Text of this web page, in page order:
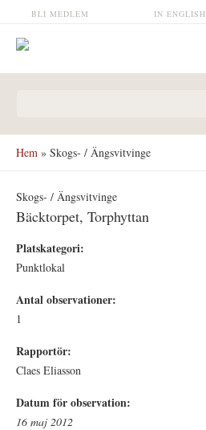
Hoppa till huvudinnehåll IN ENGLISH
BLI MEDLEM
Hem » Skogs- / Ängsvitvinge
Skogs- / Ängsvitvinge
Bäcktorpet, Torphyttan
Platskategori:
Punktlokal
Antal observationer:
1
Rapportör:
Claes Eliasson
Datum för observation:
16 maj 2012